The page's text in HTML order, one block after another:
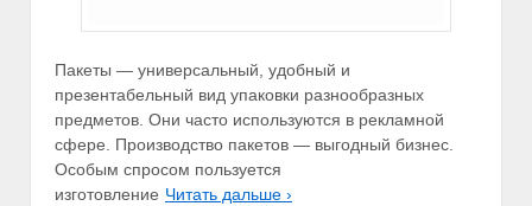
Пакеты — универсальный, удобный и
презентабельный вид упаковки разнообразных
предметов. Они часто используются в рекламной
сфере. Производство пакетов — выгодный бизнес.
Особым спросом пользуется
изготовление Читать дальше ›